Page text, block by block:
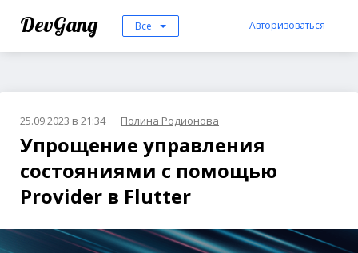
DevGang Все Авторизоваться
25.09.2023 в 21:34 Полина Родионова
Упрощение управления
состояниями с помощью
Provider в Flutter